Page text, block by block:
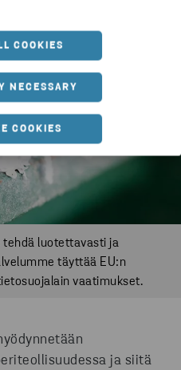
COOKIES
NECESSARY
COOKIES
tehdä luotettavasti ja
täyttää EU:n
vaatimukset.
ja siitä